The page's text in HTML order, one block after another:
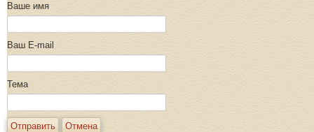
Ваше имя
Ваш E-mail
Тема
Отправить Отмена